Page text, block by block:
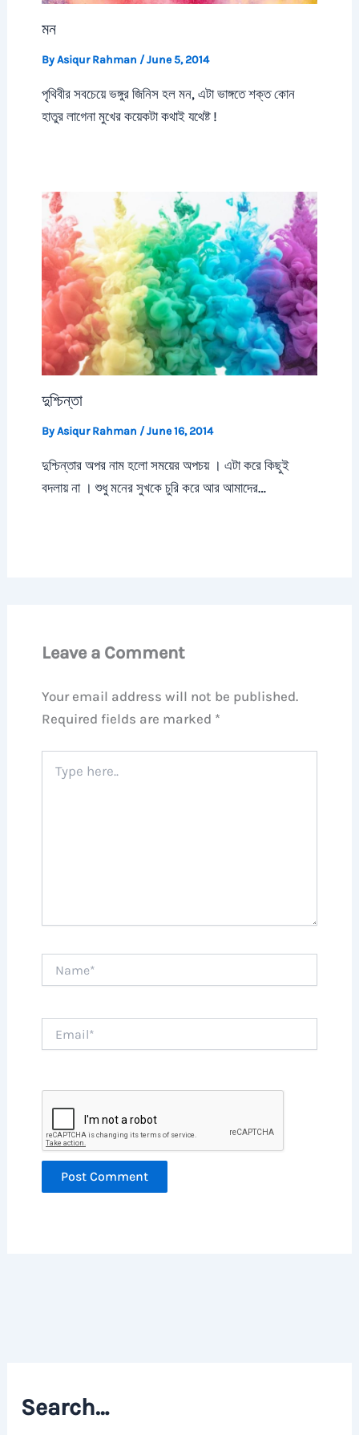
মন
ByAsiqur Rahman /June 5, 2014
পৃথিবীর সবচেয়ে ভঙ্গুর জিনিস হল মন, এটা ভাঙ্গতে শক্ত কোন
হাতুর লাগেনা মুখের কয়েকটা কথাই যথেষ্ট !
দুশ্চিন্তা
ByAsiqur Rahman /June 16, 2014
দুশ্চিন্তার অপর নাম হলো সময়ের অপচয় । এটা করে কিছুই
বদলায় না । শুধু মনের সুখকে চুরি করে আর আমাদের…
Leave a Comment
Your email address will not be published.
Required fields are marked *
here..
Search…